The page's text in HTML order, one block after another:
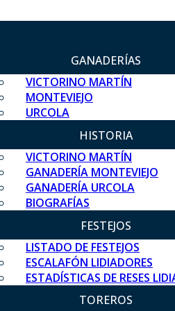
GANADERÍAS
VICTORINO MARTÍN
MONTEVIEJO
URCOLA
HISTORIA
VICTORINO MARTÍN
GANADERÍA MONTEVIEJO
GANADERÍA URCOLA
BIOGRAFÍAS
FESTEJOS
LISTADO DE FESTEJOS
ESCALAFÓN LIDIADORES
ESTADÍSTICAS DE RESES
TOREROS